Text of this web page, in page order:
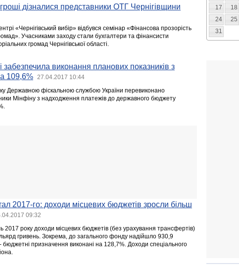
дізналися представники ОТГ Чернігівщини
«Чернігівський вибір» відбувся семінар «Фінансова прозорість
Учасниками заходу стали бухгалтери та фінансисти
громад Чернігівської області.
виконання планових показників з
109,6%
27.04.2017 10:44
Державною фіскальною службою України перевиконано
Мінфіну з надходження платежів до державного бюджету
2017-го: доходи місцевих бюджетів зросли більш
09:32
2017 року доходи місцевих бюджетів (без урахування трансфертів)
гривень. Зокрема, до загального фонду надійшло 930,9
бюджетні призначення виконані на 128,7%. Доходи спеціального
17
18
24
25
31